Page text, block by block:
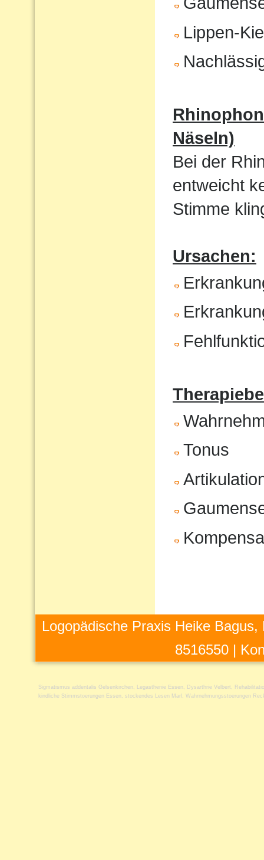
Lippen-
Näseln)
Bei der
entweicht
Stimme
Ursachen:
Tonus
Logopädische Praxis Heike
8516550 |
Sigmatismus addentalis Gelsenkirchen Legasthenie Essen Dysarthrie Velbert
kindliche Stimmstoerungen Essen
stockendes Lesen Marl Wahrnehmungsstoerungen